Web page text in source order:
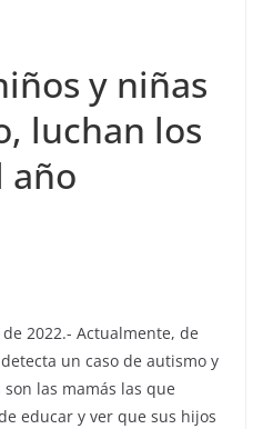
y niñas
luchan los
año
2022.- Actualmente, de
un caso de autismo y
las mamás las que
educar y ver que sus hijos